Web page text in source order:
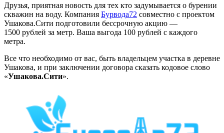
Друзья, приятная новость для тех кто задумывается о бурении
скважин на воду. Компания Бурвода72 совместно с проектом
Ушакова.Сити подготовили бессрочную акцию —
1500 рублей за метр. Ваша выгода 100 рублей с каждого
метра.
Все что необходимо от вас, быть владельцем участка в деревне
Ушакова, и при заключении договора сказать кодовое слово
«Ушакова.Сити».